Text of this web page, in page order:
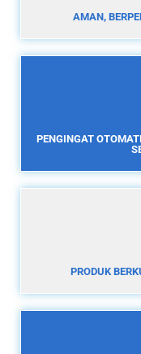
AMAN,
PENGINGAT
PRODUK